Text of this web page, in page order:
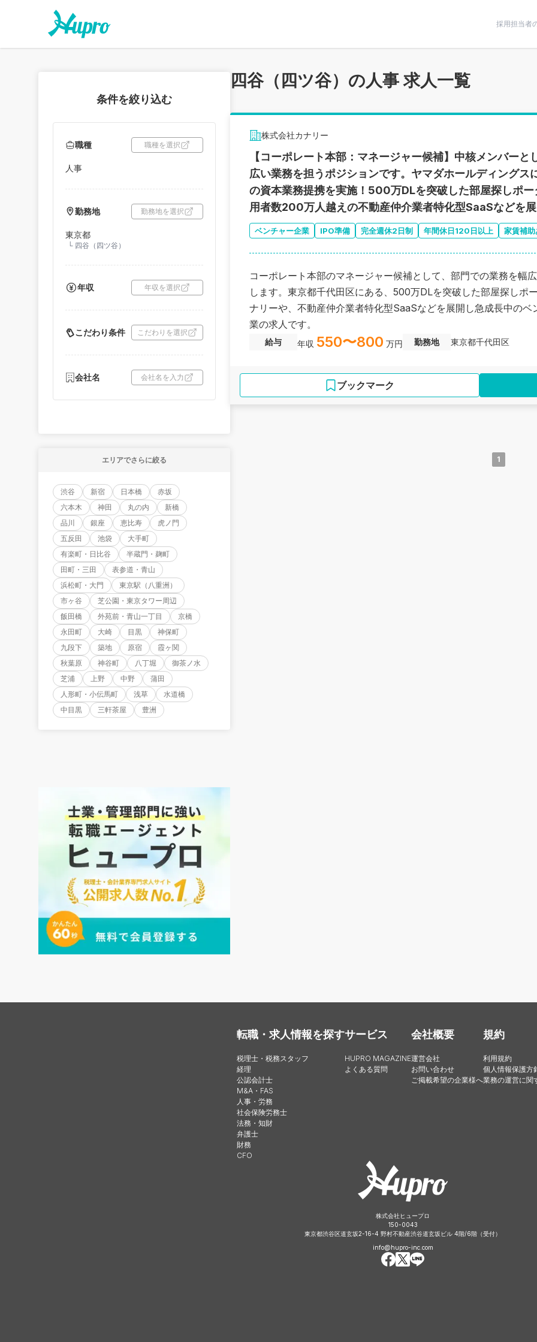
採用担当者
条件を絞り込む
職種 職種を選択
人事
勤務地 勤務地を選択
東京都
└ 四谷（四ツ谷）
年収 年収を選択
こだわり条件 こだわりを選択
会社名 会社名を入力
エリアでさらに絞る
渋谷 新宿 日本橋
赤坂
六本木
神田 丸の内
新橋
品川
銀座 恵比寿
虎ノ門
五反田
池袋
大手町
有楽町・日比谷
半蔵門・麹町
田町・三田
表参道・青山
浜松町・大門
東京駅（八重洲）
市ヶ谷
芝公園・東京タワー周辺
飯田橋
外苑前・青山一丁目
京橋
永田町
大崎 目黒
神保町
九段下
築地 原宿
霞ヶ関
秋葉原
神谷町 八丁堀
御茶ノ水
芝浦
上野 中野
蒲田
人形町・小伝馬町
浅草
水道橋
中目黒
三軒茶屋 豊洲
四谷（四ツ谷）の人事 求人一覧
株式会社カナリー
【コーポレート本部：マネージャー候補】中核メンバー
広い業務を担うポジションです。ヤマダホールディングス
の資本業務提携を実施！500万DLを突破した部屋探しポ
用者数200万人越えの不動産仲介業者特化型SaaSなどを
ベンチャー企業 IPO準備 完全週休2日制 年間休日120日以上 家賃補助
コーポレート本部のマネージャー候補として、部門での業務を幅
します。東京都千代田区にある、500万DLを突破した部屋探しポ
ナリーや、不動産仲介業者特化型SaaSなどを展開し急成長中のベ
業の求人です。
給与 年収 550〜800 万円 勤務地 東京都千代田区
ブックマーク
1
転職・求人情報を探す
税理士・税務スタッフ
経理
公認会計士
M&A・FAS
人事・労務
社会保険労務士
法務・知財
弁護士
財務
CFO
サービス
HUPRO MAGAZINE
よくある質問
会社概要
運営会社
お問い合わせ
ご掲載希望の企業様へ
規約
利用規約
個人情報保護方
業務の運営に関
株式会社ヒュープロ
150-0043
東京都渋谷区道玄坂2-16-4 野村不動産渋谷道玄坂ビル 4階/6階（受付）
info@hupro-inc.com